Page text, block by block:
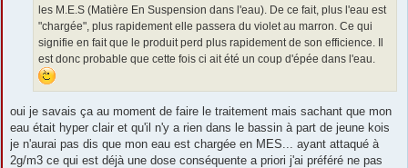
les M.E.S (Matière En Suspension dans l'eau). De ce fait, plus l'eau est
"chargée", plus rapidement elle passera du violet au marron. Ce qui
signifie en fait que le produit perd plus rapidement de son efficience. Il
est donc probable que cette fois ci ait été un coup d'épée dans l'eau.
oui je savais ça au moment de faire le traitement mais sachant que mon
eau était hyper clair et qu'il n'y a rien dans le bassin à part de jeune kois
je n'aurai pas dis que mon eau est chargée en MES... ayant attaqué à
2g/m3 ce qui est déjà une dose conséquente a priori j'ai préféré ne pas